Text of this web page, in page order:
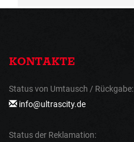
KONTAKTE
Status von Umtausch / Rückgabe:
info@ultrascity.de
Status der Reklamation: